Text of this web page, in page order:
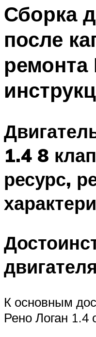
Сборка
после
ремонта
1.4 8
ресурс,
К основным
Рено Логан 1.4